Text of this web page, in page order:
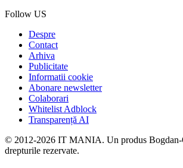
Follow US
Despre
Contact
Arhiva
Publicitate
Informatii cookie
Abonare newsletter
Colaborari
Whitelist Adblock
Transparență AI
© 2012-2026 IT MANIA. Un produs Bogdan-
drepturile rezervate.